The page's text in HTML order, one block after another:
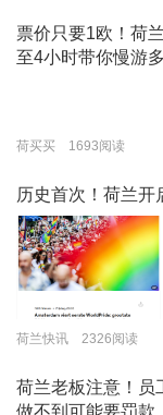
票价只要1欧！荷
至4小时带你慢游
荷买买 1693阅读
历史首次！荷兰开
荷兰快讯 2326阅读
荷兰老板注意！员
做不到可能要罚款